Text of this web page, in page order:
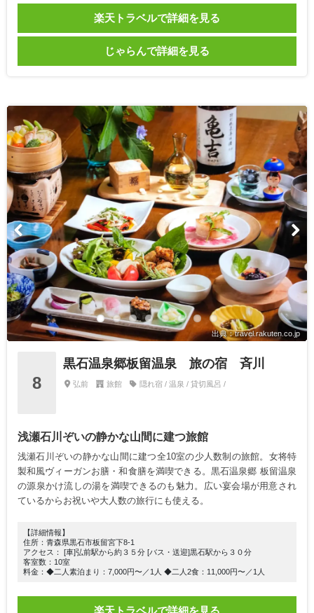
楽天トラベルで詳細を見る
じゃらんで詳細を見る
出典：travel.rakuten.co.jp
8
黒石温泉郷板留温泉 旅の宿 斉川
弘前 旅館 隠れ宿 / 温泉 / 貸切風呂 /
浅瀬石川ぞいの静かな山間に建つ旅館
浅瀬石川ぞいの静かな山間に建つ全10室の少人数制の旅館。女将特
製和風ヴィーガンお膳・和食膳を満喫できる。黒石温泉郷 板留温泉
の源泉かけ流しの湯を満喫できるのも魅力。広い宴会場が用意され
ているからお祝いや大人数の旅行にも使える。
【詳細情報】
住所：青森県黒石市板留宮下8-1
アクセス： [車]弘前駅から約３５分 [バス・送迎]黒石駅から３０分
客室数：10室
料金：◆二人素泊まり：7,000円〜／1人 ◆二人2食：11,000円〜／1人
楽天トラベルで詳細を見る